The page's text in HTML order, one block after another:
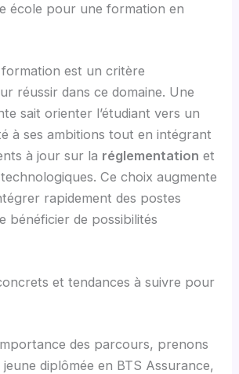
école pour une formation en
est un critère
réussir dans ce domaine. Une
sait orienter l’étudiant vers un
à ses ambitions tout en intégrant
à jour sur la réglementation et
Ce choix augmente
rapidement des postes
bénéficier de possibilités
et tendances à suivre pour
des parcours, prenons
diplômée en BTS Assurance,